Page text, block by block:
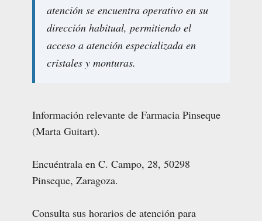
atención se encuentra operativo en su
dirección habitual, permitiendo el
acceso a atención especializada en
cristales y monturas.
Información relevante de Farmacia Pinseque
(Marta Guitart).
Encuéntrala en C. Campo, 28, 50298
Pinseque, Zaragoza.
Consulta sus horarios de atención para